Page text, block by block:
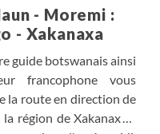
- Moremi :
- Xakanaxa
guide botswanais ainsi
francophone vous
la route en direction de
région de Xakanaxa -